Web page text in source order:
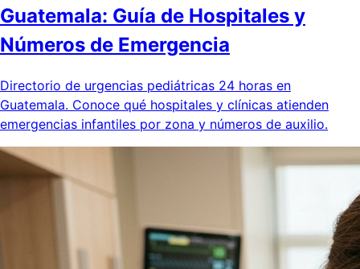
Guatemala: Guía de Hospitales y
Números de Emergencia
Directorio de urgencias pediátricas 24 horas en
Guatemala. Conoce qué hospitales y clínicas atienden
emergencias infantiles por zona y números de auxilio.